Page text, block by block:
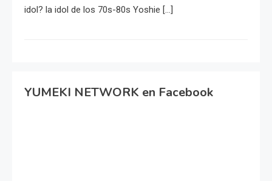
idol? la idol de los 70s-80s Yoshie […]
YUMEKI NETWORK en Facebook